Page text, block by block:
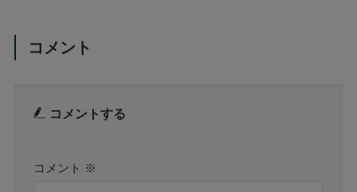
コメント
コメントする
コメント ※